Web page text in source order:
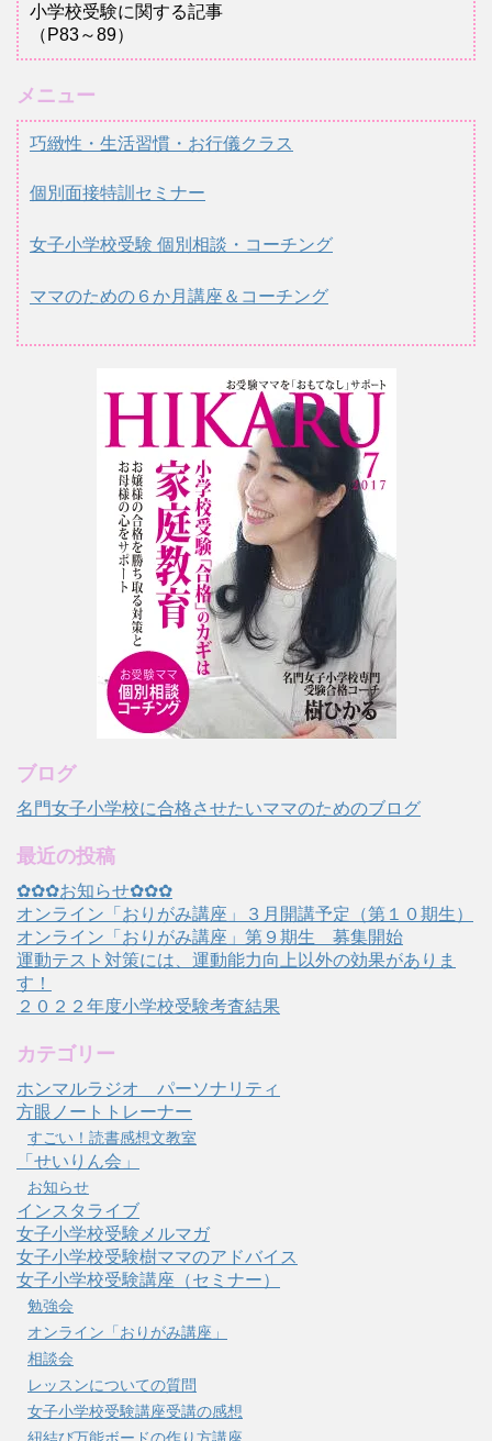
小学校受験に関する記事
（P83～89）
メニュー
巧緻性・生活習慣・お行儀クラス
個別面接特訓セミナー
女子小学校受験 個別相談・コーチング
ママのための６か月講座＆コーチング
ブログ
名門女子小学校に合格させたいママのためのブログ
最近の投稿
✿✿✿お知らせ✿✿✿
オンライン「おりがみ講座」３月開講予定（第１０期生）
オンライン「おりがみ講座」第９期生 募集開始
運動テスト対策には、運動能力向上以外の効果がありま
す！
２０２２年度小学校受験考査結果
カテゴリー
ホンマルラジオ パーソナリティ
方眼ノートトレーナー
すごい！読書感想文教室
「せいりん会」
お知らせ
インスタライブ
女子小学校受験メルマガ
女子小学校受験樹ママのアドバイス
女子小学校受験講座（セミナー）
勉強会
オンライン「おりがみ講座」
相談会
レッスンについての質問
女子小学校受験講座受講の感想
紐結び万能ボードの作り方講座